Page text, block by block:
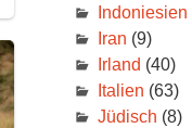
Indoniesien
Iran (9)
Irland (40)
Italien (63)
Jüdisch (8)